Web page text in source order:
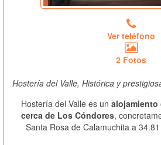
Ver teléfono
2 Fotos
Hostería del Valle, Histórica y
Hostería del Valle es un
cerca de Los Cóndores,
Santa Rosa de Calamuchita a